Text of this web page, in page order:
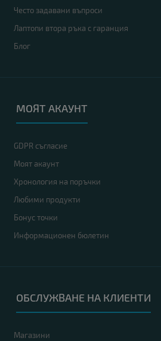
Често задавани въпроси
Лаптопи втора ръка с гаранция
Блог
МОЯТ АКАУНТ
GDPR съгласие
Моят акаунт
Хронология на поръчки
Любими продукти
Бонус точки
Информационен бюлетин
ОБСЛУЖВАНЕ НА КЛИЕНТИ
Магазини